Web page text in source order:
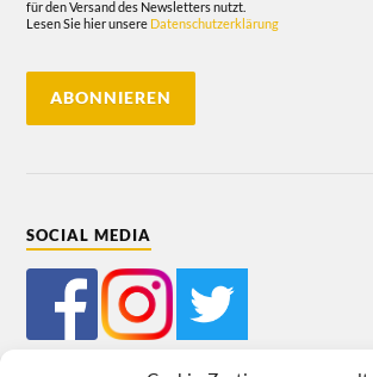
für den Versand des Newsletters nutzt.
Lesen Sie hier unsere Datenschutzerklärung
SOCIAL MEDIA